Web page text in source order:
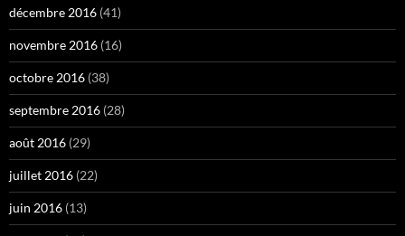
décembre 2016 (41)
novembre 2016 (16)
octobre 2016 (38)
septembre 2016 (28)
août 2016 (29)
juillet 2016 (22)
juin 2016 (13)